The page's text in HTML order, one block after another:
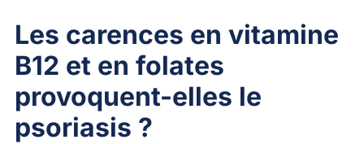
Les carences en vitamine
B12 et en folates
provoquent-elles le
psoriasis ?